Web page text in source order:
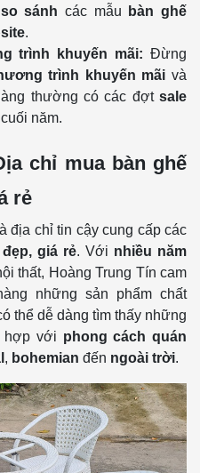
so sánh các mẫu
bàn ghế
.
trình khuyến mãi: Đừng
trình khuyến mãi và
thường có các đợtsale
năm.
chỉ mua bàn ghế
rẻ
địa chỉ tin cậy cung cấp các
giá rẻ. Với nhiều năm
thất, Hoàng Trung Tín cam
những sản phẩm chất
thể dễ dàng tìm thấy những
với phong cách quán
, bohemian đến ngoài trời.